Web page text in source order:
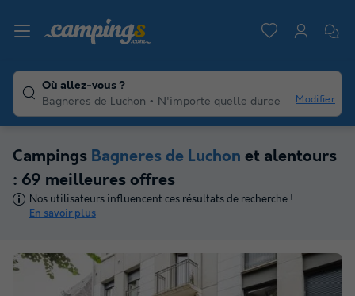
Où allez-vous ?
Bagneres de Luchon
N'importe quelle duree Modifier
Campings Bagneres de Luchon et alentours
: 69 meilleures offres
Nos utilisateurs influencent ces résultats de recherche !
En savoir plus